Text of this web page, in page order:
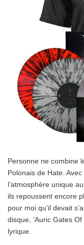
Personne ne combine
Polonais de Hate.
l’atmosphère unique
ils repoussent encore
pour moi qu’il devait
disque, ‘Auric Gates
lyrique.